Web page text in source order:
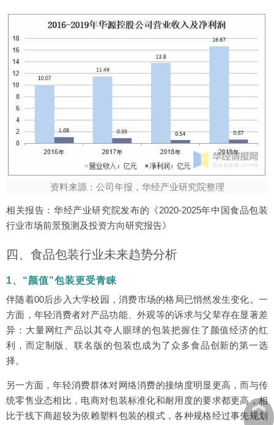
资料来源：公司年报，华经产业研究院整理
相关报告：华经产业研究院发布的《2020-2025年中国食品包装
行业市场前景预测及投资方向研究报告》
四、食品包装行业未来趋势分析
1、“颜值”包装更受青睐
伴随着00后步入大学校园，消费市场的格局已悄然发生变化。一
方面，年轻消费者对产品功能、外观等的诉求与父辈存在显著差
异：大量网红产品以其夺人眼球的包装把握住了颜值经济的红
利，而定制版、联名版的包装也成为了众多食品创新的第一选
择。
另一方面，年轻消费群体对网络消费的接纳度明显更高，而与传
统零售业态相比，电商对包装标准化和耐用度的要求都更高，相
比于线下商超较为依赖塑料包装的模式，各种规格经过事先规划
︽